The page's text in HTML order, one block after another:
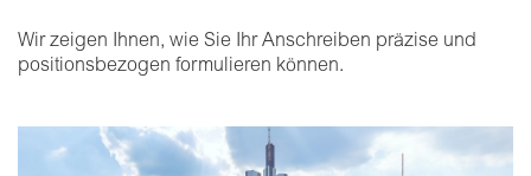
Wir zeigen Ihnen, wie Sie Ihr Anschreiben präzise und
positionsbezogen formulieren können.